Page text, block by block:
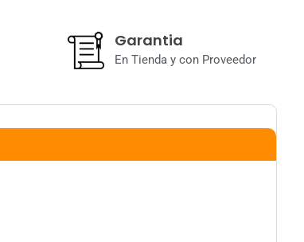
Garantia
En Tienda y con Proveedor